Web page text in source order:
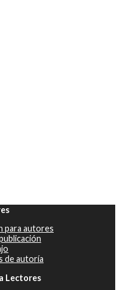
para autores
de autoría
Lectores